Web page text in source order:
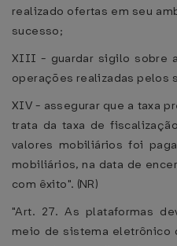
realizado ofertas em seu
sucesso;
XIII - guardar sigilo sobre
operações realizadas pelos
XIV - assegurar que a taxa
trata da taxa de
valores mobiliários foi
mobiliários, na data de
com êxito". (NR)
"Art. 27. As plataformas
meio de sistema eletrônico